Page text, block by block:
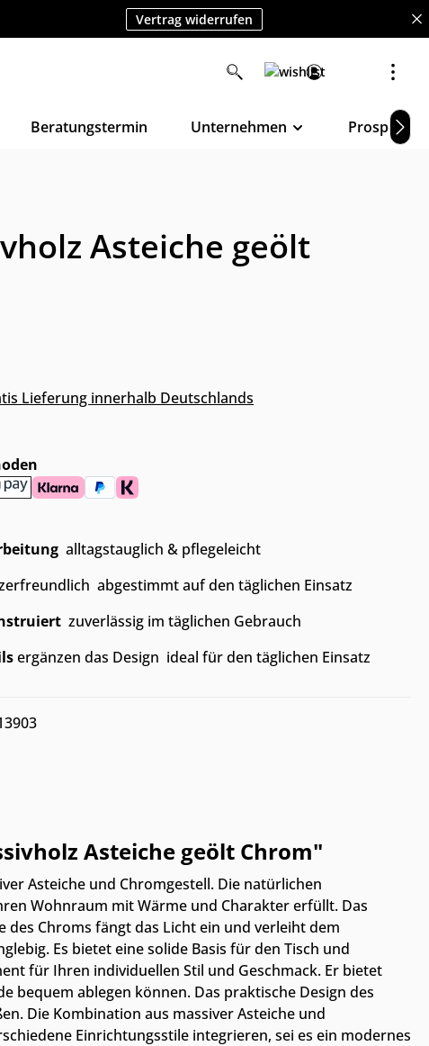
Vertrag widerrufen
Beratungstermin Unternehmen Prospekte
Asteiche geölt
Lieferung innerhalb Deutschlands
 alltagstauglich & pflegeleicht
 abgestimmt auf den täglichen Einsatz
 zuverlässig im täglichen Gebrauch
ergänzen das Design  ideal für den täglichen Einsatz
Asteiche geölt Chrom"
Asteiche und Chromgestell. Die natürlichen
Wohnraum mit Wärme und Charakter erfüllt. Das
Chroms fängt das Licht ein und verleiht dem
Es bietet eine solide Basis für den Tisch und
für Ihren individuellen Stil und Geschmack. Er bietet
bequem ablegen können. Das praktische Design des
Die Kombination aus massiver Asteiche und
Einrichtungsstile integrieren, sei es ein modernes